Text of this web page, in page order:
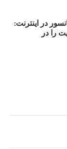
سانسور در اینترنت:
بدون مرز، ۲۲ سایت را در